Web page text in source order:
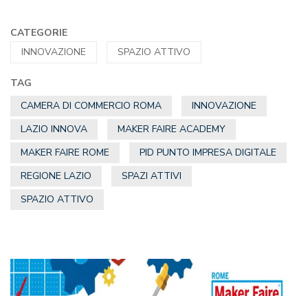
CATEGORIE
INNOVAZIONE
SPAZIO ATTIVO
TAG
CAMERA DI COMMERCIO ROMA
INNOVAZIONE
LAZIO INNOVA
MAKER FAIRE ACADEMY
MAKER FAIRE ROME
PID PUNTO IMPRESA DIGITALE
REGIONE LAZIO
SPAZI ATTIVI
SPAZIO ATTIVO